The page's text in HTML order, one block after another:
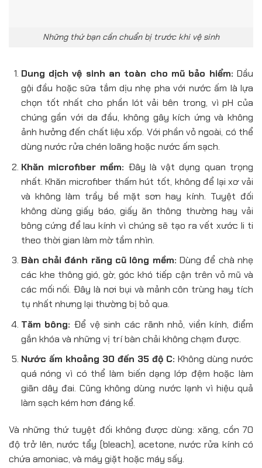
Những thứ bạn cần chuẩn bị trước khi vệ sinh
Dung dịch vệ sinh an toàn cho mũ bảo hiểm: Dầu
gội đầu hoặc sữa tắm dịu nhẹ pha với nước ấm là lựa
chọn tốt nhất cho phần lót vải bên trong, vì pH của
chúng gần với da đầu, không gây kích ứng và không
ảnh hưởng đến chất liệu xốp. Với phần vỏ ngoài, có thể
dùng nước rửa chén loãng hoặc nước ấm sạch.
Khăn microfiber mềm: Đây là vật dụng quan trọng
nhất. Khăn microfiber thấm hút tốt, không để lại xơ vải
và không làm trầy bề mặt sơn hay kính. Tuyệt đối
không dùng giấy báo, giấy ăn thông thường hay vải
bông cứng để lau kính vì chúng sẽ tạo ra vết xước li ti
theo thời gian làm mờ tầm nhìn.
Bàn chải đánh răng cũ lông mềm: Dùng để chà nhẹ
các khe thông gió, gờ, góc khó tiếp cận trên vỏ mũ và
các mối nối. Đây là nơi bụi và mảnh côn trùng hay tích
tụ nhất nhưng lại thường bị bỏ qua.
Tăm bông: Để vệ sinh các rãnh nhỏ, viền kính, điểm
gắn khóa và những vị trí bàn chải không chạm được.
Nước ấm khoảng 30 đến 35 độ C: Không dùng nước
quá nóng vì có thể làm biến dạng lớp đệm hoặc làm
giãn dây đai. Cũng không dùng nước lạnh vì hiệu quả
làm sạch kém hơn đáng kể.
Và những thứ tuyệt đối không được dùng: xăng, cồn 70
độ trở lên, nước tẩy (bleach), acetone, nước rửa kính có
chứa amoniac, và máy giặt hoặc máy sấy.